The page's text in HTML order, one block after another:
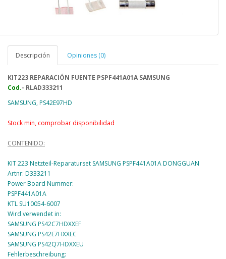
Descripción Opiniones (0)
KIT223 REPARACIÓN FUENTE PSPF441A01A SAMSUNG
Cod.- RLAD333211
SAMSUNG, PS42E97HD
Stock min, comprobar disponibilidad
CONTENIDO:
KIT 223 Netzteil-Reparaturset SAMSUNG PSPF441A01A DONGGUAN
Artnr: D333211
Power Board Nummer:
PSPF441A01A
KTL SU10054-6007
Wird verwendet in:
SAMSUNG PS42C7HDXXEF
SAMSUNG PS42E7HXXEC
SAMSUNG PS42Q7HDXXEU
Fehlerbeschreibung: